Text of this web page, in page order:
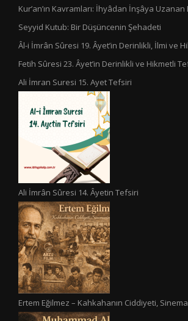
Kur’an’ın Kavramları: İhyâdan İnşâya
Seyyid Kutub: Bir Düşüncenin Şehadeti
Âl-i İmrân Sûresi 19. Âyet’in Derinlikli, İlmi ve
Fetih Sûresi 23. Âyet’in Derinlikli ve Hikmetli
Ali İmran Suresi 15. Ayet Tefsiri
Ali İmrân Sûresi 14. Âyetin Tefsiri
Ertem Eğilmez – Kahkahanın Ciddiyeti,